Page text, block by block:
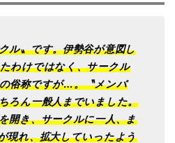
ル〟です。伊勢谷が意図し
わけではなく、サークル
俗称ですが…。〝メンバ
ろん一般人までいました。
開き、サークルに一人、ま
現れ、拡大していったよう